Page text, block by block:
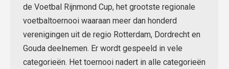
de Voetbal Rijnmond Cup, het grootste regionale
voetbaltoernooi waaraan meer dan honderd
verenigingen uit de regio Rotterdam, Dordrecht en
Gouda deelnemen. Er wordt gespeeld in vele
categorieën. Het toernooi nadert in alle categorieën